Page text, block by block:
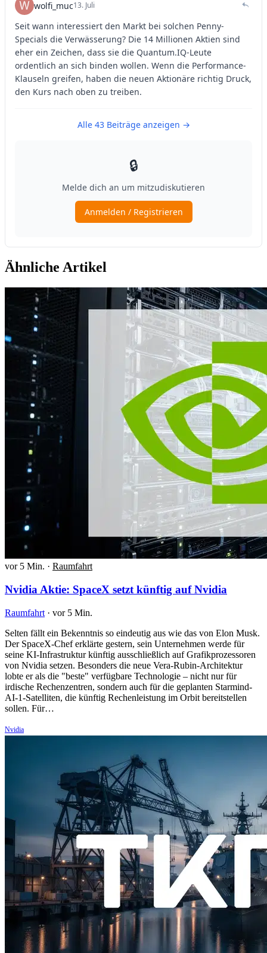
Ähnliche Artikel
vor 5 Min. · Raumfahrt
Nvidia Aktie: SpaceX setzt künftig auf Nvidia
Raumfahrt · vor 5 Min.
Selten fällt ein Bekenntnis so eindeutig aus wie das von Elon Musk.
Der SpaceX-Chef erklärte gestern, sein Unternehmen werde für
seine KI-Infrastruktur künftig ausschließlich auf Grafikprozessoren
von Nvidia setzen. Besonders die neue Vera-Rubin-Architektur
lobte er als die "beste" verfügbare Technologie – nicht nur für
irdische Rechenzentren, sondern auch für die geplanten Starmind-
AI-1-Satelliten, die künftig Rechenleistung im Orbit bereitstellen
sollen. Für…
Nvidia